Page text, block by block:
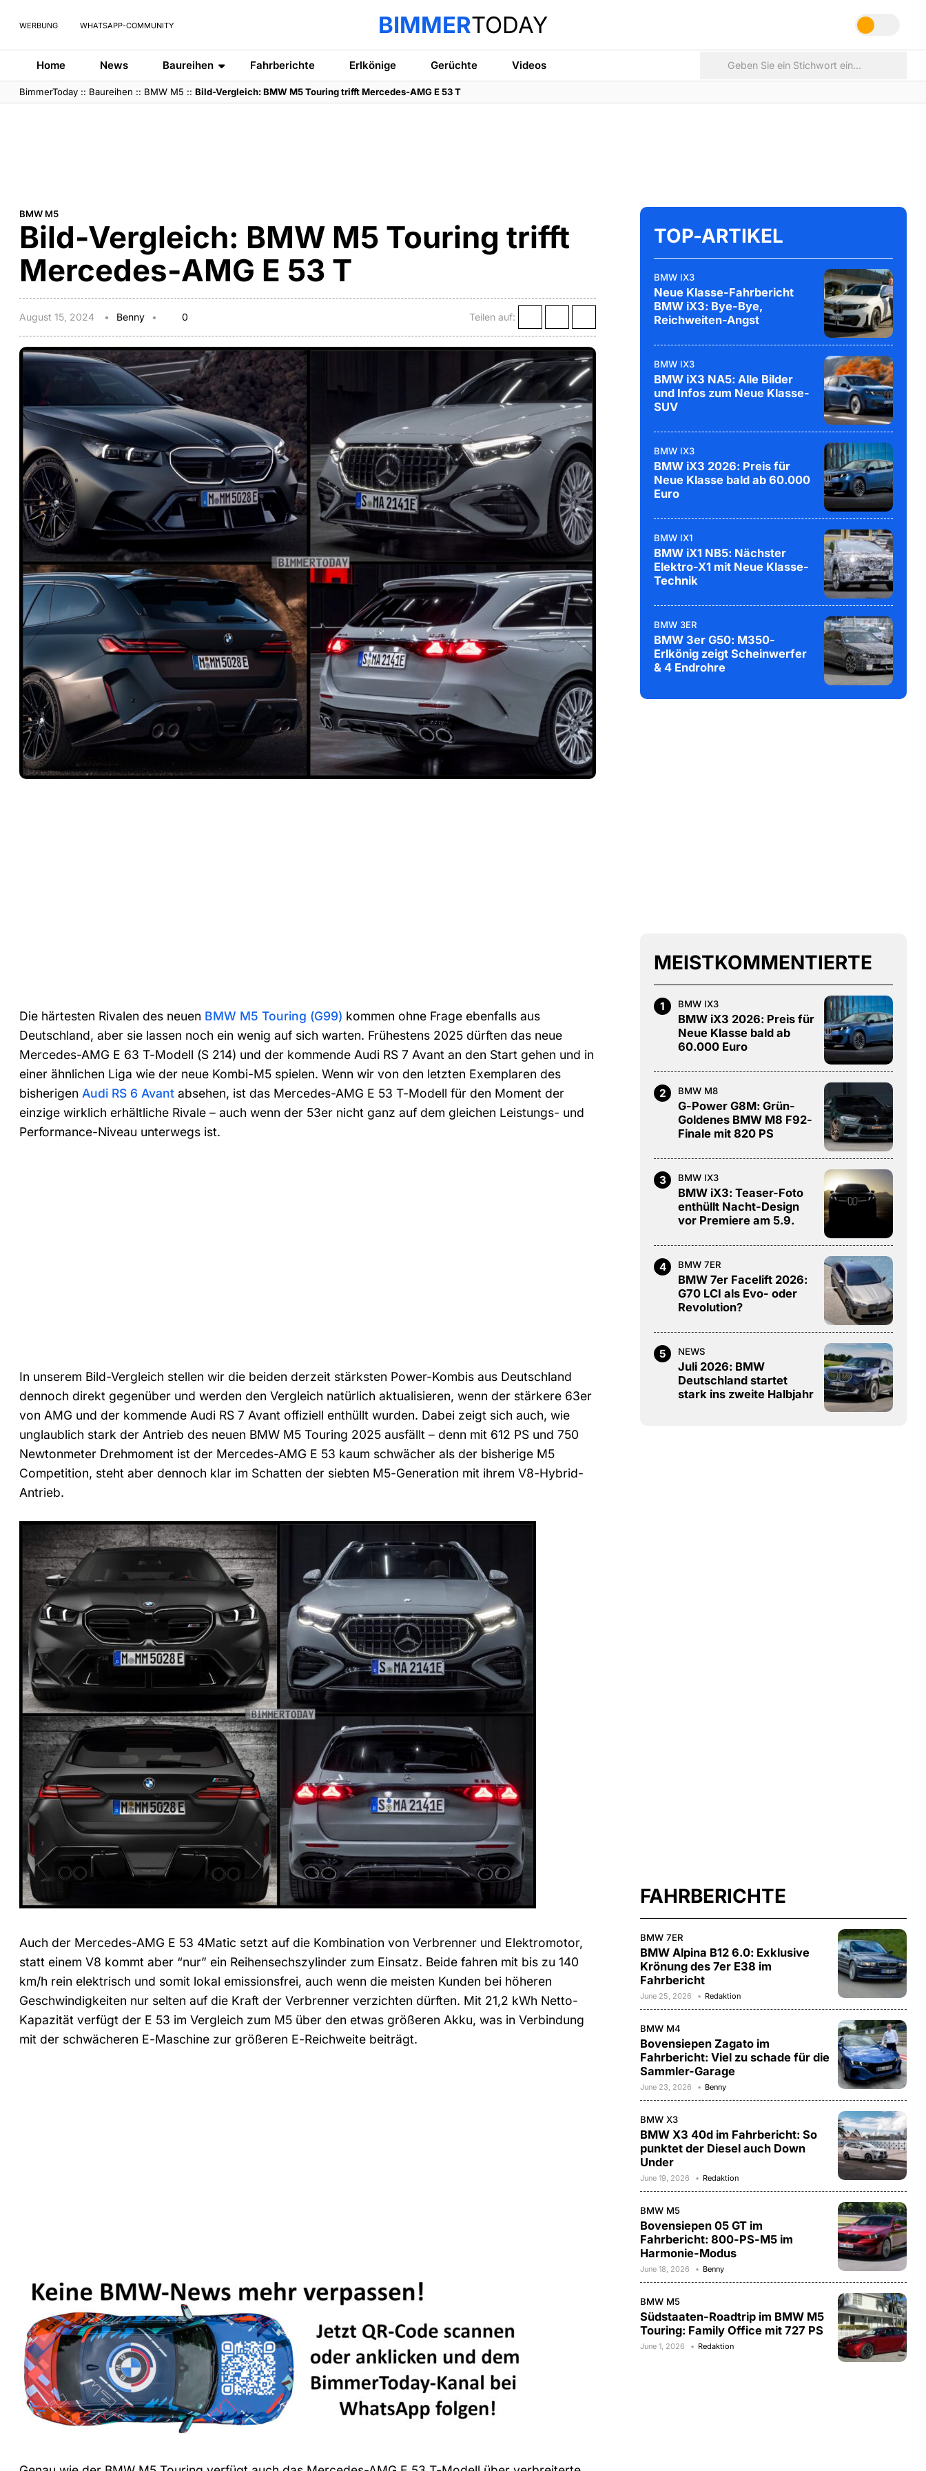
WERBUNG WHATSAPP-COMMUNITY BIMMERTODAY
Home News Baureihen Fahrberichte Erlkönige Gerüchte Videos
BimmerToday :: Baureihen :: BMW M5 ::Bild-Vergleich: BMW M5 Touring trifft Mercedes-AMG E 53 T
BMW M5
Bild-Vergleich: BMW M5 Touring trifft
Mercedes-AMG E 53 T
August 15, 2024 Benny 0 Teilen auf:
Die härtesten Rivalen des neuen BMW M5 Touring (G99) kommen ohne Frage ebenfalls aus
Deutschland, aber sie lassen noch ein wenig auf sich warten. Frühestens 2025 dürften das neue
Mercedes-AMG E 63 T-Modell (S 214) und der kommende Audi RS 7 Avant an den Start gehen und in
einer ähnlichen Liga wie der neue Kombi-M5 spielen. Wenn wir von den letzten Exemplaren des
bisherigen Audi RS 6 Avant absehen, ist das Mercedes-AMG E 53 T-Modell für den Moment der
einzige wirklich erhältliche Rivale – auch wenn der 53er nicht ganz auf dem gleichen Leistungs- und
Performance-Niveau unterwegs ist.
In unserem Bild-Vergleich stellen wir die beiden derzeit stärksten Power-Kombis aus Deutschland
dennoch direkt gegenüber und werden den Vergleich natürlich aktualisieren, wenn der stärkere 63er
von AMG und der kommende Audi RS 7 Avant offiziell enthüllt wurden. Dabei zeigt sich auch, wie
unglaublich stark der Antrieb des neuen BMW M5 Touring 2025 ausfällt – denn mit 612 PS und 750
Newtonmeter Drehmoment ist der Mercedes-AMG E 53 kaum schwächer als der bisherige M5
Competition, steht aber dennoch klar im Schatten der siebten M5-Generation mit ihrem V8-Hybrid-
Antrieb.
Auch der Mercedes-AMG E 53 4Matic setzt auf die Kombination von Verbrenner und Elektromotor,
statt einem V8 kommt aber “nur” ein Reihensechszylinder zum Einsatz. Beide fahren mit bis zu 140
km/h rein elektrisch und somit lokal emissionsfrei, auch wenn die meisten Kunden bei höheren
Geschwindigkeiten nur selten auf die Kraft der Verbrenner verzichten dürften. Mit 21,2 kWh Netto-
Kapazität verfügt der E 53 im Vergleich zum M5 über den etwas größeren Akku, was in Verbindung
mit der schwächeren E-Maschine zur größeren E-Reichweite beiträgt.
TOP-ARTIKEL
BMW IX3
Neue Klasse-Fahrbericht
BMW iX3: Bye-Bye,
Reichweiten-Angst
BMW IX3
BMW iX3 NA5: Alle Bilder
und Infos zum Neue Klasse-
SUV
BMW IX3
BMW iX3 2026: Preis für
Neue Klasse bald ab 60.000
Euro
BMW IX1
BMW iX1 NB5: Nächster
Elektro-X1 mit Neue Klasse-
Technik
BMW 3ER
BMW 3er G50: M350-
Erlkönig zeigt Scheinwerfer
& 4 Endrohre
MEISTKOMMENTIERTE
1 BMW IX3
BMW iX3 2026: Preis für
Neue Klasse bald ab
60.000 Euro
2 BMW M8
G-Power G8M: Grün-
Goldenes BMW M8 F92-
Finale mit 820 PS
3 BMW IX3
BMW iX3: Teaser-Foto
enthüllt Nacht-Design
vor Premiere am 5.9.
4 BMW 7ER
BMW 7er Facelift 2026:
G70 LCI als Evo- oder
Revolution?
5 NEWS
Juli 2026: BMW
Deutschland startet
stark ins zweite Halbjahr
FAHRBERICHTE
BMW 7ER
BMW Alpina B12 6.0: Exklusive
Krönung des 7er E38 im
Fahrbericht
June 25, 2026 Redaktion
BMW M4
Bovensiepen Zagato im
Fahrbericht: Viel zu schade für die
Sammler-Garage
June 23, 2026 Benny
BMW X3
BMW X3 40d im Fahrbericht: So
punktet der Diesel auch Down
Under
June 19, 2026 Redaktion
BMW M5
Bovensiepen 05 GT im
Fahrbericht: 800-PS-M5 im
Harmonie-Modus
June 18, 2026 Benny
BMW M5
Südstaaten-Roadtrip im BMW M5
Touring: Family Office mit 727 PS
June 1, 2026 Redaktion